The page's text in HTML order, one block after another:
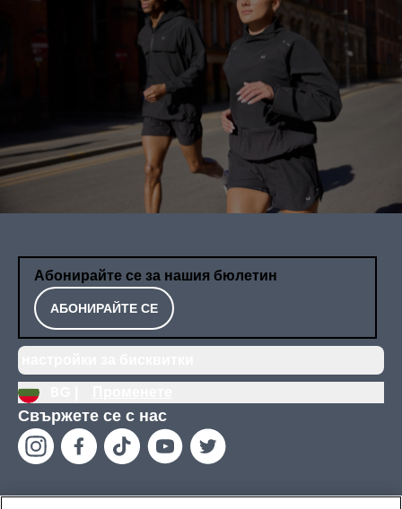
Абонирайте се за нашия бюлетин
АБОНИРАЙТЕ СЕ
Свържете се с нас